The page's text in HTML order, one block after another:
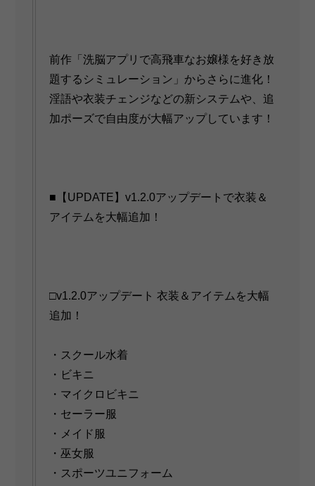
前作「洗脳アプリで高飛車なお嬢様を好き放
題するシミュレーション」からさらに進化！
淫語や衣装チェンジなどの新システムや、追
加ポーズで自由度が大幅アップしています！
■【UPDATE】v1.2.0アップデートで衣装＆
アイテムを大幅追加！
□v1.2.0アップデート 衣装＆アイテムを大幅
追加！
・スクール水着
・ビキニ
・マイクロビキニ
・セーラー服
・メイド服
・巫女服
・スポーツユニフォーム